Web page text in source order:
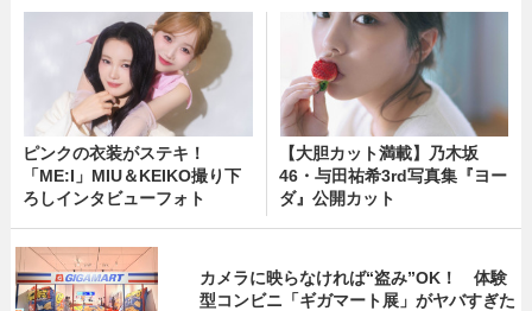
ピンクの衣装がステキ！
「ME:I」MIU＆KEIKO撮り下
ろしインタビューフォト
【大胆カット満載】乃木坂
46・与田祐希3rd写真集『ヨー
ダ』公開カット
カメラに映らなければ“盗み”OK！ 体験
型コンビニ「ギガマート展」がヤバすぎた